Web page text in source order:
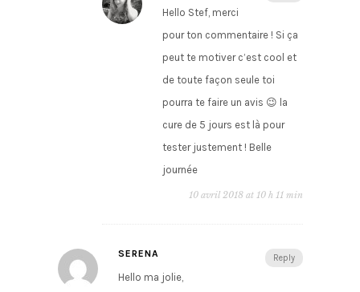
Hello Stef, merci
pour ton commentaire ! Si ça
peut te motiver c’est cool et
de toute façon seule toi
pourra te faire un avis 😉 la
cure de 5 jours est là pour
tester justement ! Belle
journée
10 avril 2018 at 10 h 11 min
Reply
SERENA
Hello ma jolie,